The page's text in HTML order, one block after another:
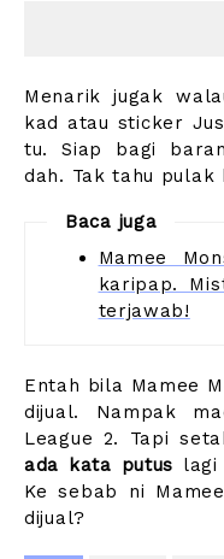
Menarik jugak
kad atau sticker
tu. Siap bagi
dah. Tak tahu pulak
Baca juga
Mamee
karipap.
terjawab!
Entah bila Mamee
dijual. Nampak
League 2. Tapi
ada kata putus lagi
Ke sebab ni
dijual?